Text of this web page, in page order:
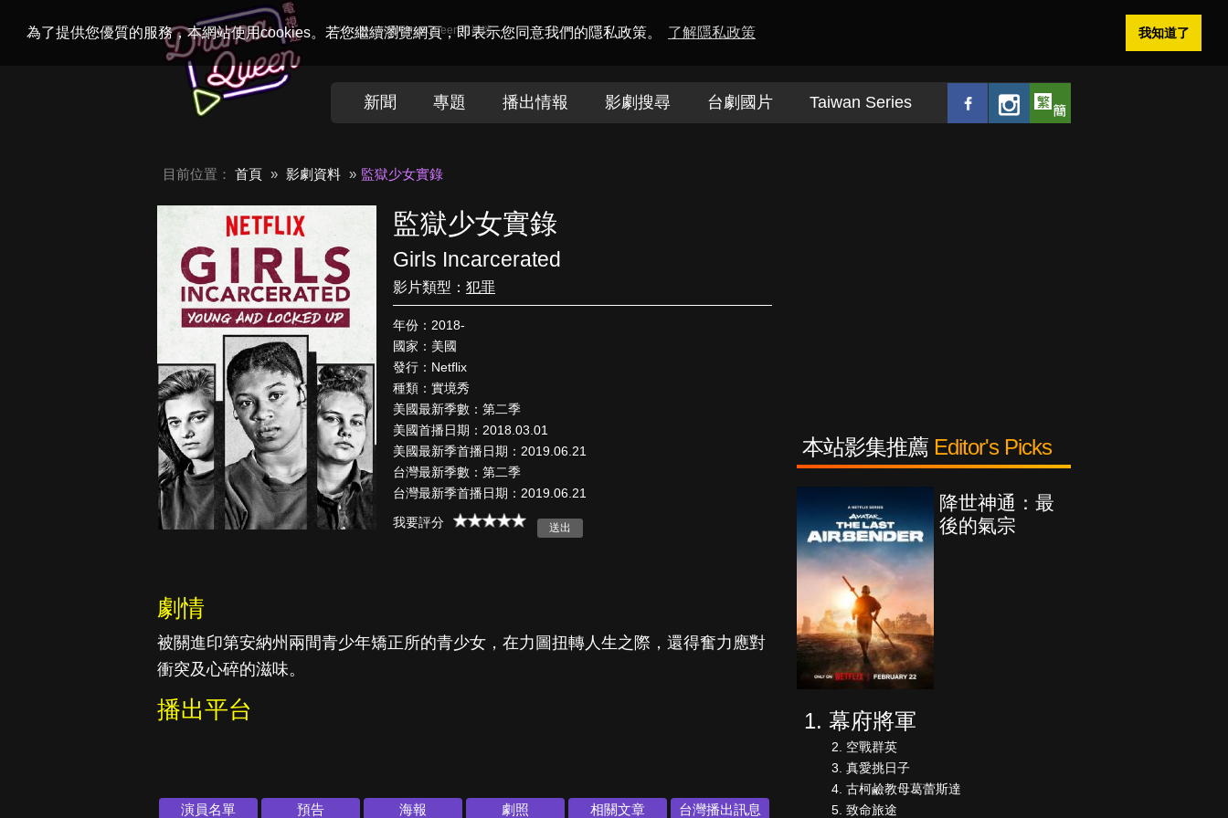
為了提供您優質的服務，本網站使用cookies。若您繼續瀏覽網頁，即表示您同意我們的隱私政策。 了解隱私政策 我知道了
Welcome toDramaQueen電視迷
新聞 專題 播出情報 影劇搜尋 台劇國片 Taiwan Series
目前位置： 首頁 影劇資料 監獄少女實錄
監獄少女實錄
Girls Incarcerated
影片類型： 犯罪
年份：2018-
國家：美國
發行：Netflix
種類：實境秀
美國最新季數：第二季
美國首播日期：2018.03.01
美國最新季首播日期：2019.06.21
台灣最新季數：第二季
台灣最新季首播日期：2019.06.21
我要評分
劇情
被關進印第安納州兩間青少年矯正所的青少女，在力圖扭轉人生之際，還得奮力應對
衝突及心碎的滋味。
播出平台
演員名單 預告 海報 劇照 相關文章 台灣播出訊息
本站影集推薦 Editor's Picks
真愛挑日子
古柯鹼教母葛
蕾斯達
降世神通：最
後的氣宗
幕府將軍
空戰群英
真愛挑日子
古柯鹼教母葛蕾斯達
致命旅途